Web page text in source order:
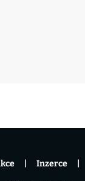
Inzerce